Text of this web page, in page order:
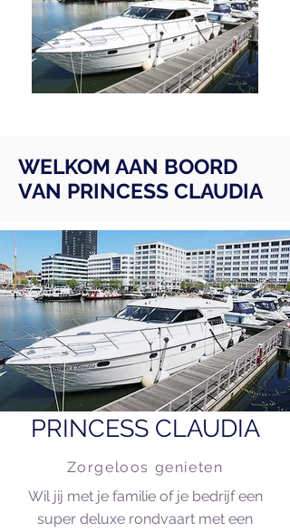
Wil jij met je familie of je bedrijf een
super deluxe rondvaart met een
Zorgeloos genieten
PRINCESS CLAUDIA
WELKOM AAN BOORD
VAN PRINCESS CLAUDIA